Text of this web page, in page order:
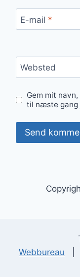
E-mail *
Websted
Gem mit
til næste gang
Webbureau |